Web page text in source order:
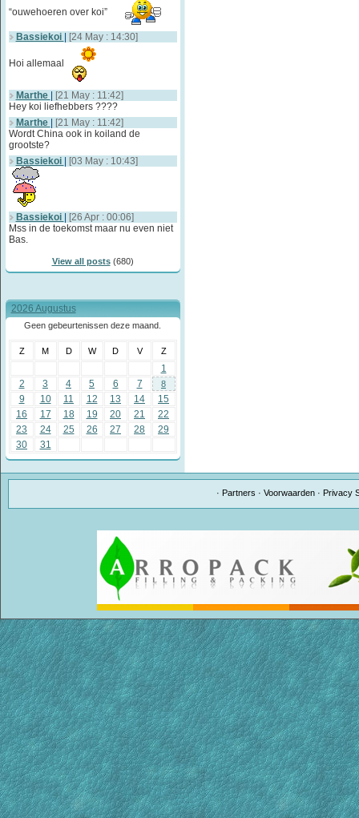
“ouwehoeren over koi”
Bassiekoi [24 May : 14:30]
Hoi allemaal
Marthe
[21 May : 11:42]
Hey koi liefhebbers ????
Marthe
[21 May : 11:42]
Wordt China ook in koiland de
grootste?
Bassiekoi
[03 May : 10:43]
Bassiekoi
[26 Apr : 00:06]
Mss in de toekomst maar nu even niet
Bas.
View all posts(680)
2026 Augustus
Geen gebeurtenissen deze maand.
Z M D W D V Z
1
2
3 4 5 6 7 8
9 10 11 12 13 14
15
16
17 18 19 20 21
22
23
24 25 26 27 28
29
30
31
· Partners ·Voorwaarden · Privacy